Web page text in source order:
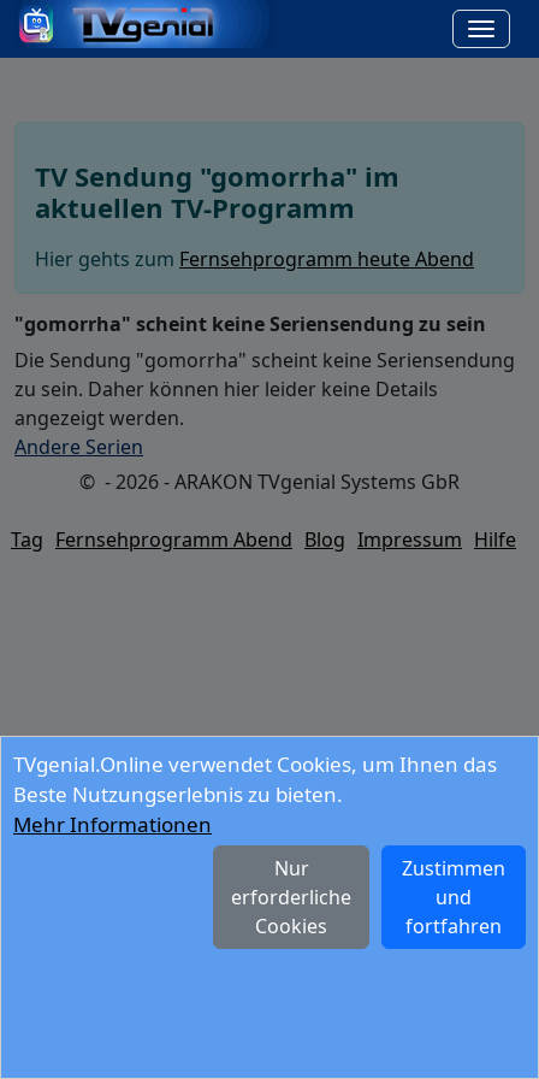
TVgenial.Online verwendet Cookies, um Ihnen das
Beste Nutzungserlebnis zu bieten.
Mehr Informationen
Zustimmen
und
fortfahren
Nur
erforderliche
Cookies
TV Sendung "gomorrha" im
aktuellen TV-Programm
Hier gehts zum Fernsehprogramm heute Abend
"gomorrha" scheint keine Seriensendung zu sein
Die Sendung "gomorrha" scheint keine Seriensendung
zu sein. Daher können hier leider keine Details
angezeigt werden.
Andere Serien
© - 2026 - ARAKON TVgenial Systems GbR
Tag Fernsehprogramm Abend Blog Impressum Hilfe